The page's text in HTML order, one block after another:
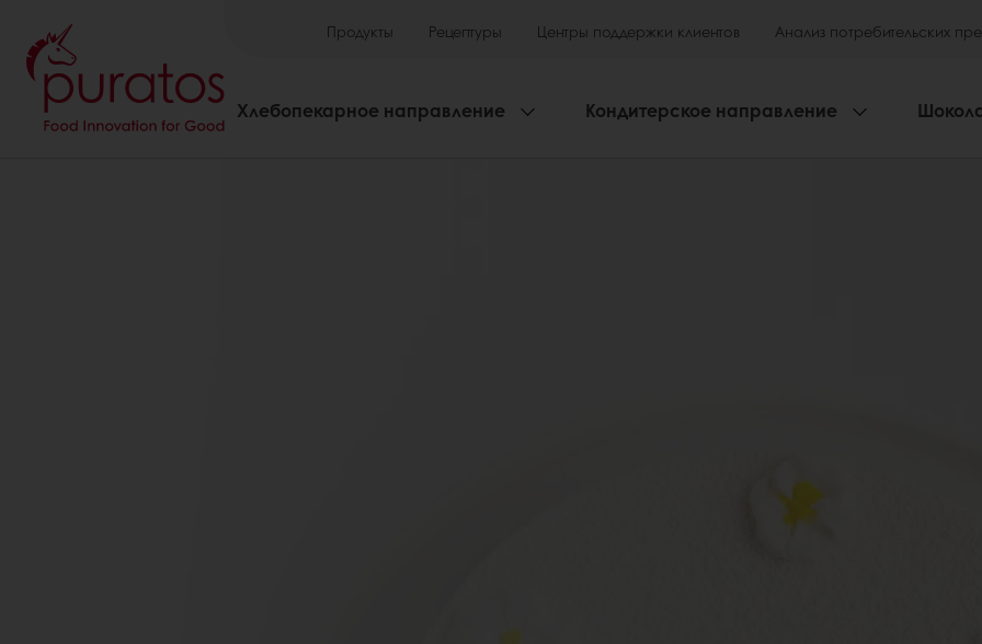
Продукты Рецептуры Центры поддержки клиентов Анализ потребительских
Хлебопекарное направление Кондитерское направление